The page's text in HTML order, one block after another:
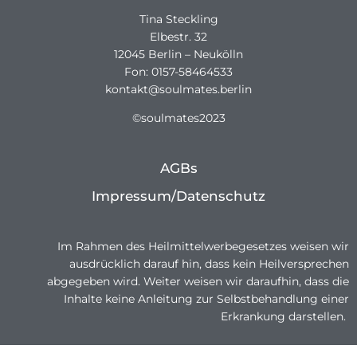
Tina Steckling
Elbestr. 32
12045 Berlin – Neukölln
Fon: 0157-58464533
kontakt@soulmates.berlin
©soulmates2023
AGBs
Impressum/Datenschutz
Im Rahmen des Heilmittelwerbegesetzes weisen wir
ausdrücklich darauf hin, dass kein Heilversprechen
abgegeben wird. Weiter weisen wir daraufhin, dass die
Inhalte keine Anleitung zur Selbstbehandlung einer
Erkrankung darstellen.